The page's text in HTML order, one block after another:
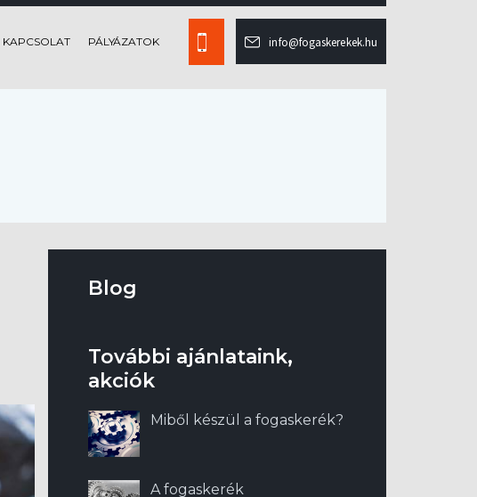
KAPCSOLAT PÁLYÁZATOK info@fogaskerekek.hu
Blog
További ajánlataink,
akciók
Miből készül a fogaskerék?
A fogaskerék